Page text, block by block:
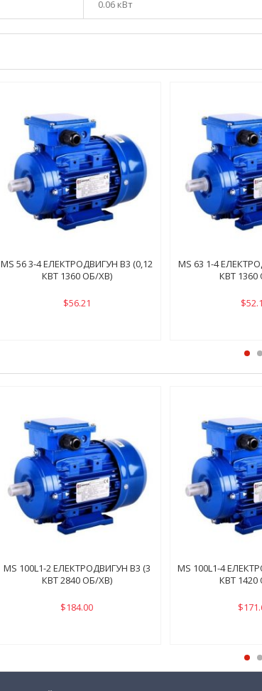
0.06 кВт
MS 56 3-4 ЕЛЕКТРОДВИГУН B3 (0,12
КВТ 1360 ОБ/ХВ)
$56.21
MS 63 1-4
КВТ
MS 100L1-2 ЕЛЕКТРОДВИГУН B3 (3
КВТ 2840 ОБ/ХВ)
$184.00
MS 100L1-4
КВТ